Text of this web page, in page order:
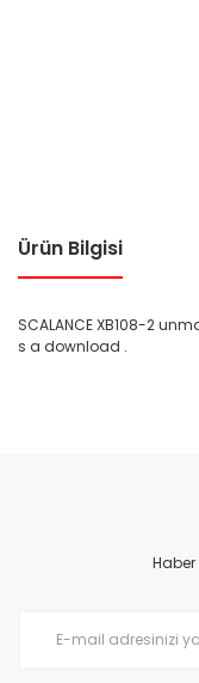
Ürün Bilgisi
SCALANCE XB108-2
s a download .
Ürün resmi
Ürün